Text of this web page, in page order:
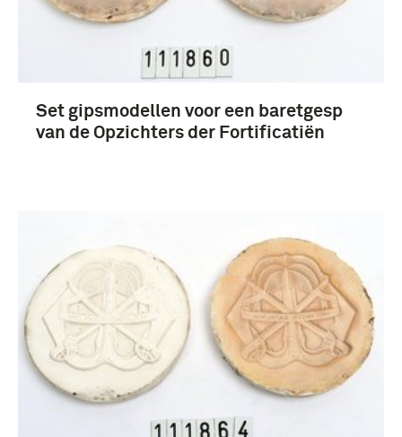
Set gipsmodellen voor een baretgesp
van de Opzichters der Fortificatiën